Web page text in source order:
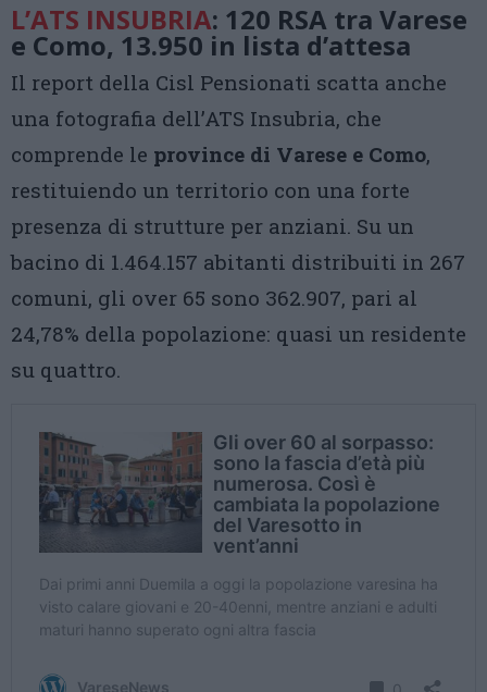
L’ATS INSUBRIA: 120 RSA tra Varese
e Como, 13.950 in lista d’attesa
Il report della Cisl Pensionati scatta anche
una fotografia dell’ATS Insubria, che
comprende le province di Varese e Como,
restituiendo un territorio con una forte
presenza di strutture per anziani. Su un
bacino di 1.464.157 abitanti distribuiti in 267
comuni, gli over 65 sono 362.907, pari al
24,78% della popolazione: quasi un residente
su quattro.